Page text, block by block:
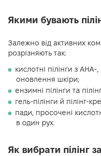
Якими бувають
Залежно від активних
розрізняють так:
кислотні пілінги з
оновлення шкіри;
ензимні пілінги та
гель-пілінги й пілінг-
пади, просочені
в один рух.
Як вибрати пілінг